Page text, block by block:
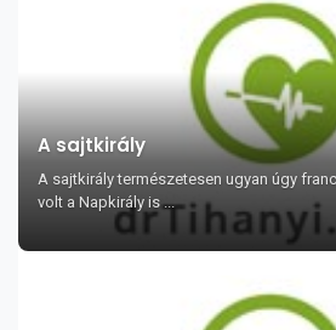
A sajtkirály
A sajtkirály természetesen ugyan úgy
volt a Napkirály is ...